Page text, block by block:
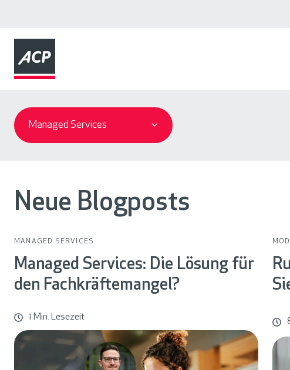
n
s
e
e
s
c
ä
f
Managed Services
Neue Blogposts
MANAGED SERVICES
Managed Services: Die Lösung für
den Fachkräftemangel?
1 Min. Lesezeit